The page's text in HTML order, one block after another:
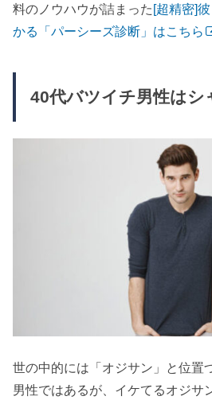
料のノウハウが詰まった[超精密]
かる「パーシーズ診断」はこちら
40代バツイチ男性はシ
世の中的には「オジサン」と位置
男性ではあるが、イケてるオジサ